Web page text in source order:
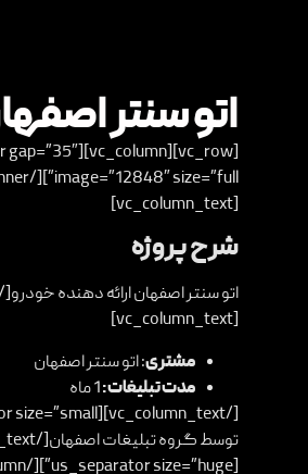
اتو سنتر
[vc_column_text]
شرح پروژه
[vc_column_text]
مشتری: اتو سنتر اصفهان
مدت تبلیغات:1 ماه
توسطگروه تبلیغات اصفهان
[us_separator size=”huge”][/vc_column][/vc_row]